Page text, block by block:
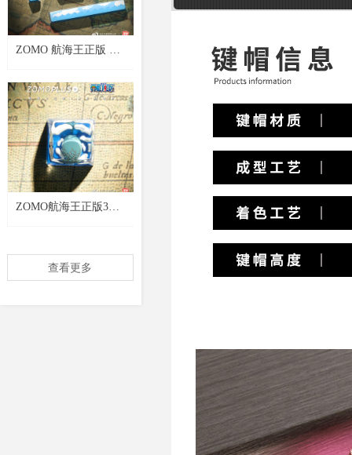
ZOMO 航海王正版 路
械键盘帽 指尖文创海
贼王
ZOMO航海王正版3D
查看更多